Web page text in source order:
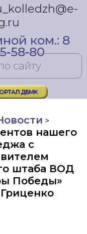
ком.: 8
58-80
ДБМК
>
нашего
с
штаба ВОД
Победы»